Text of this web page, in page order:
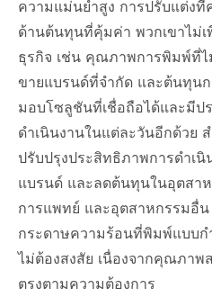
ความแม่นยำสูง การปรับแต่ง
ด้านต้นทุนที่คุ้มค่า พวกเขาไม่
ธุรกิจ เช่น คุณภาพการพิมพ์ที่ไ
ขายแบรนด์ที่จำกัด และต้นทุน
มอบโซลูชันที่เชื่อถือได้และมีป
ดำเนินงานในแต่ละวันอีกด้วย
ปรับปรุงประสิทธิภาพการดำเ
แบรนด์ และลดต้นทุนในอุตสา
การแพทย์ และอุตสาหกรรมอื่น
กระดาษความร้อนที่พิมพ์แบบก
ไม่ต้องสงสัย เนื่องจากคุณภาพ
ตรงตามความต้องการ